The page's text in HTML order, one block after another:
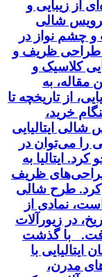
از زیبایی و
شالی
و چشم نواز در
طراحی ظریف و
کلاسیک و
مقاله، به
از تاریخچه تا
خرید،
ایتالیایی
را می‌توان در
ایتالیا به
طراحی‌های ظریف
طرح شالی
نمادی از
در زیورآلات
با گذشت
با
مدرن،